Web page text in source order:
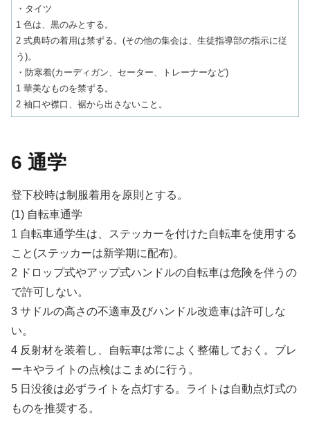
・タイツ
1 色は、黒のみとする。
2 式典時の着用は禁ずる。(その他の集会は、生徒指導部の指示に従
う)。
・防寒着(カーディガン、セーター、トレーナーなど)
1 華美なものを禁ずる。
2 袖口や襟口、裾から出さないこと。
6 通学
登下校時は制服着用を原則とする。
(1) 自転車通学
1 自転車通学生は、ステッカーを付けた自転車を使用する
こと(ステッカーは新学期に配布)。
2 ドロップ式やアップ式ハンドルの自転車は危険を伴うの
で許可しない。
3 サドルの高さの不適車及びハンドル改造車は許可しな
い。
4 反射材を装着し、自転車は常によく整備しておく。ブレ
ーキやライトの点検はこまめに行う。
5 日没後は必ずライトを点灯する。ライトは自動点灯式の
ものを推奨する。